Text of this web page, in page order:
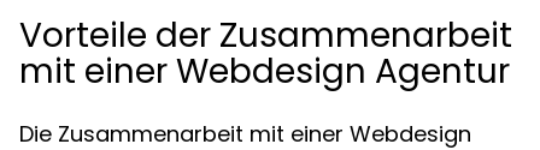
Vorteile der Zusammenarbeit
mit einer Webdesign Agentur
Die Zusammenarbeit mit einer Webdesign